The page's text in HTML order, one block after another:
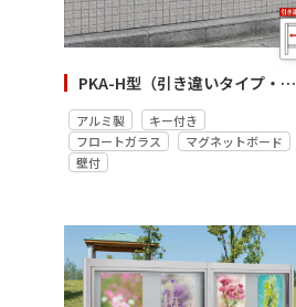
PKA-H型（引き違いタイプ・壁付）
アルミ製
キー付き
フロートガラス
マグネットボード
壁付